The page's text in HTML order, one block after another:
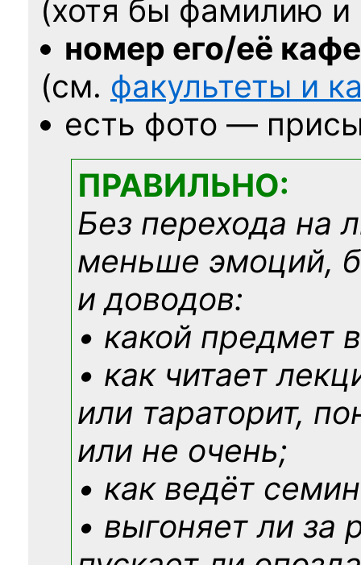
(хотя бы фамилию
номер его/её
(см. факультеты и
есть фото —
ПРАВИЛЬНО:
Без перехода на
меньше эмоций,
и доводов:
• какой предмет
• как читает
или тараторит,
или не очень;
• как ведёт
• выгоняет ли за